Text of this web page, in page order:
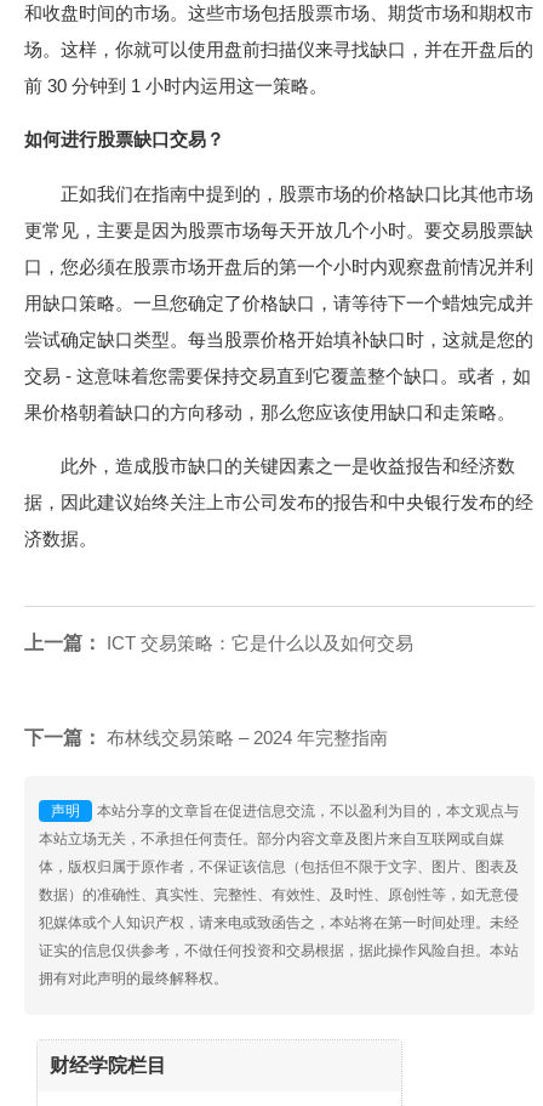
和收盘时间的市场。这些市场包括股票市场、期货市场和期权市
场。这样，你就可以使用盘前扫描仪来寻找缺口，并在开盘后的
前 30 分钟到 1 小时内运用这一策略。
如何进行股票缺口交易？
正如我们在指南中提到的，股票市场的价格缺口比其他市场
更常见，主要是因为股票市场每天开放几个小时。要交易股票缺
口，您必须在股票市场开盘后的第一个小时内观察盘前情况并利
用缺口策略。一旦您确定了价格缺口，请等待下一个蜡烛完成并
尝试确定缺口类型。每当股票价格开始填补缺口时，这就是您的
交易 - 这意味着您需要保持交易直到它覆盖整个缺口。或者，如
果价格朝着缺口的方向移动，那么您应该使用缺口和走策略。
此外，造成股市缺口的关键因素之一是收益报告和经济数
据，因此建议始终关注上市公司发布的报告和中央银行发布的经
济数据。
上一篇： ICT 交易策略：它是什么以及如何交易
下一篇： 布林线交易策略 – 2024 年完整指南
声明
本站分享的文章旨在促进信息交流，不以盈利为目的，本文观点与
本站立场无关，不承担任何责任。部分内容文章及图片来自互联网或自媒
体，版权归属于原作者，不保证该信息（包括但不限于文字、图片、图表及
数据）的准确性、真实性、完整性、有效性、及时性、原创性等，如无意侵
犯媒体或个人知识产权，请来电或致函告之，本站将在第一时间处理。未经
证实的信息仅供参考，不做任何投资和交易根据，据此操作风险自担。本站
拥有对此声明的最终解释权。
财经学院栏目